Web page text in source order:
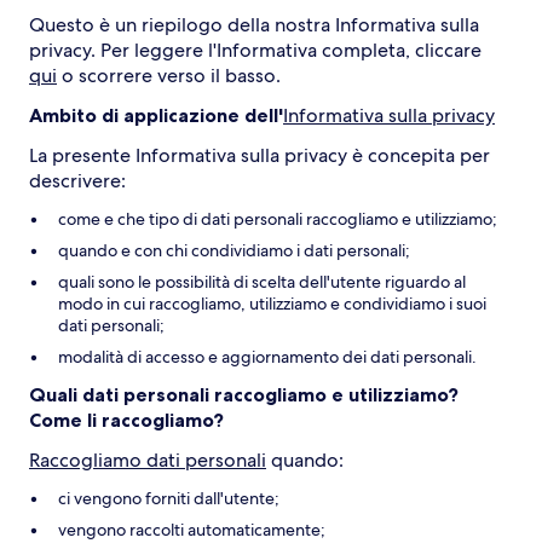
Questo è un riepilogo della nostra Informativa sulla
privacy. Per leggere l'Informativa completa, cliccare
qui o scorrere verso il basso.
Ambito di applicazione dell'Informativa sulla privacy
La presente Informativa sulla privacy è concepita per
descrivere:
come e che tipo di dati personali raccogliamo e utilizziamo;
quando e con chi condividiamo i dati personali;
quali sono le possibilità di scelta dell'utente riguardo al
modo in cui raccogliamo, utilizziamo e condividiamo i suoi
dati personali;
modalità di accesso e aggiornamento dei dati personali.
Quali dati personali raccogliamo e utilizziamo?
Come li raccogliamo?
Raccogliamo dati personali quando:
ci vengono forniti dall'utente;
vengono raccolti automaticamente;